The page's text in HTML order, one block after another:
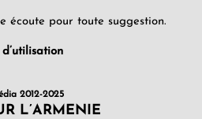
écoute pour toute suggestion.
2012-2025
L’ARMENIE